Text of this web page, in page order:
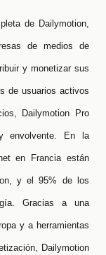
de Dailymotion,
de medios de
y monetizar sus
de usuarios activos
Dailymotion Pro
envolvente. En la
en Francia están
y el 95% de los
Gracias a una
y a herramientas
Dailymotion